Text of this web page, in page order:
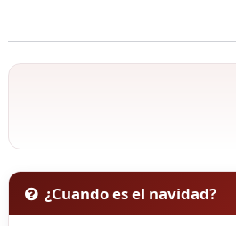
¿Cuando es el navidad?